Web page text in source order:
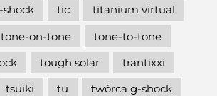
tic
titanium virtual
tone-on-tone
tone-to-tone
tough solar
trantixxi
tsuiki tu
twórca g-shock